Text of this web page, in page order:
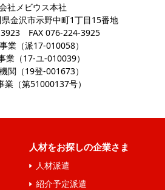
社メビウス本社
金沢市示野中町1丁目15番地
FAX 076-224-3925
業（派17-010058）
業（17-ユ-010039）
関（19登-001673）
業（第51000137号）
人材をお探しの企業さま
人材派遣
紹介予定派遣